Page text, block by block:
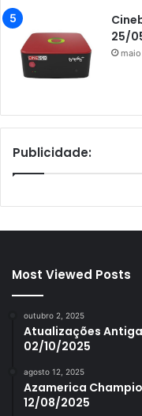
25/
Publicidade:
Most Viewed Posts
outubro 2, 2025
Atualizações
02/10/2025
agosto 12, 2025
Azamerica
12/08/2025